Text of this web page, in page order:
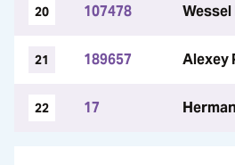
20 107478
21 189657 Alexey
22 17